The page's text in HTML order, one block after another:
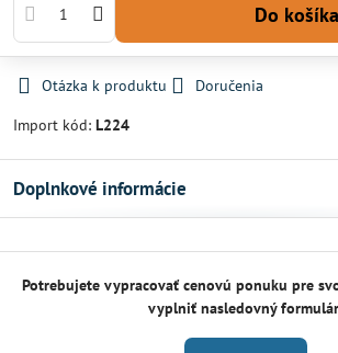
Do košíka
Otázka k produktu
Doručenia
Import kód: L224
Doplnkové informácie
Potrebujete vypracovať cenovú ponuku pre
vyplniť nasledovný